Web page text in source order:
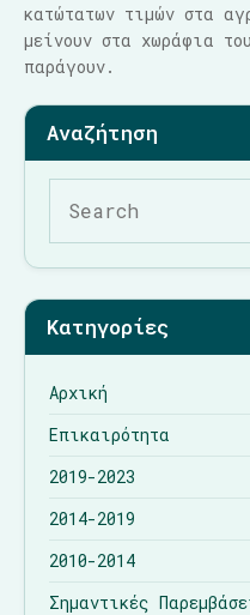
κατώτατων τιμών στα
μείνουν στα χωράφια
παράγουν.
Κατηγορίες
Αρχική
Επικαιρότητα
2019-2023
2014-2019
2010-2014
Σημαντικές